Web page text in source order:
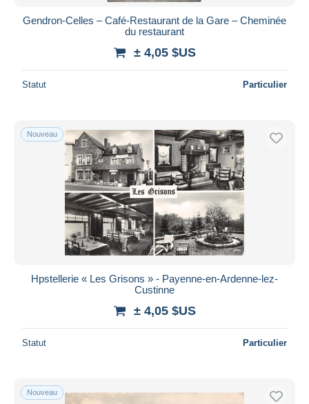
Gendron-Celles – Café-Restaurant de la Gare – Cheminée
du restaurant
± 4,05 $US
Statut Particulier
Nouveau
Hpstellerie « Les Grisons » - Payenne-en-Ardenne-lez-
Custinne
± 4,05 $US
Statut Particulier
Nouveau